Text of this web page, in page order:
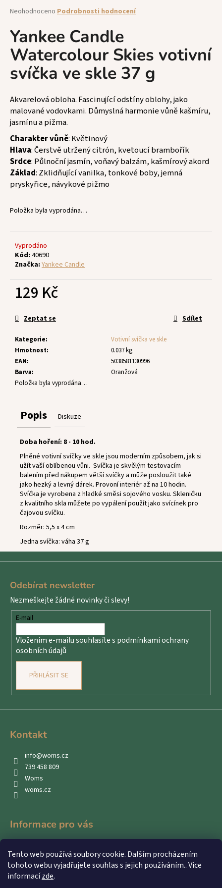
Tento web používá soubory cookie. Dalším procházením
tohoto webu vyjadřujete souhlas s jejich používáním.. Více
informacízde.
Průměrné
produktu
je
0,0
z
hvězdiček.
Neohodnoceno Podrobnosti hodnocení
Yankee Candle
Watercolour Skies votivní
svíčka ve skle 37 g
Akvarelová obloha. Fascinující odstíny oblohy, jako
malované vodovkami. Důmyslná harmonie vůně kašmíru,
jasmínu a pižma.
Charakter vůně: Květinový
Hlava: Čerstvě utržený citrón, kvetoucí brambořík
Srdce: Půlnoční jasmín, voňavý balzám, kašmírový akord
Základ: Zklidňující vanilka, tonkové boby, jemná
pryskyřice, návykové pižmo
Položka byla vyprodána…
Vyprodáno
Kód: 40690
Značka: Yankee Candle
129 Kč
Měrná
cena:
Kategorie:
Votivní svíčka ve skle
Hmotnost:
0.037 kg
EAN:
5038581130996
Barva:
Oranžová
Položka byla vyprodána…
Zeptat se Sdílet
Popis Diskuze
Doba hoření: 8 - 10 hod.
Plněné votivní svíčky ve skle jsou moderním způsobem, jak si
užít vaší oblíbenou vůni. Svíčka je skvělým testovacím
balením před nákupem větší svíčky a může posloužit také
jako hezký a levný dárek. Provoní interiér až na 10 hodin.
Svíčka je vyrobena z hladké směsi sojového vosku. Skleničku
z kvalitního skla můžete po vypálení použít jako svícínek pro
čajovou svíčku.
Rozměr: 5,5 x 4 cm
Jedna svíčka: váha 37 g
a
j
í
t
?
HLEDAT
D
o
p
o
u
u
m
e
Odebírat newsletter
Nezmeškejte žádné novinky či slevy!
E-mail
Vložením e-mailu souhlasíte s podmínkami ochrany
osobních údajů
PŘIHLÁSIT SE
Kontakt
info@woms.cz
739 458 809
Woms
woms.cz
Informace pro vás
Obchodní podmínky
Podmínky ochrany osobních údajů